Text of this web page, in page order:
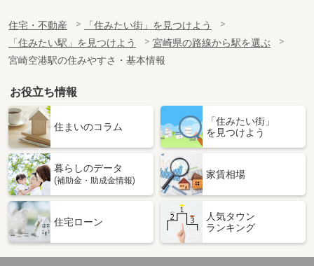
住宅・不動産
「住みたい街」を見つけよう
「住みたい駅」を見つけよう
宮崎県の路線から駅を選ぶ
宮崎空港駅の住みやすさ・基本情報
お役立ち情報
住まいのコラム
「住みたい街」
を見つけよう
暮らしのデータ
(補助金・助成金情報)
家賃相場
住宅ローン
人気タウン
ランキング